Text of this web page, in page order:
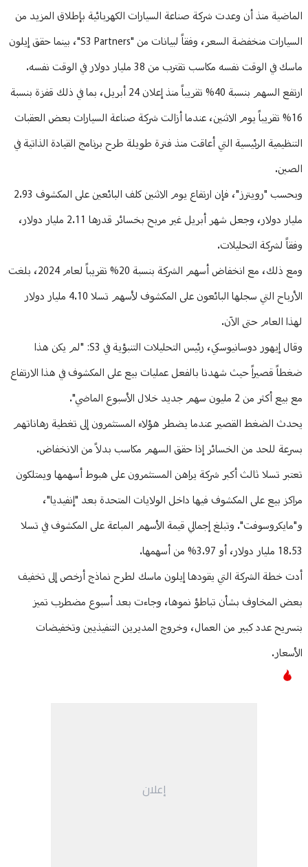
الماضية منذ أن وعدت شركة صناعة السيارات الكهربائية بإطلاق المزيد من
السيارات منخفضة السعر، وفقاً لبيانات من "S3 Partners"، بينما حقق إيلون
ماسك في الوقت نفسه مكاسب تقترب من 38 مليار دولار في الوقت نفسه.
ارتفع السهم بنسبة 40% تقريباً منذ إعلان 24 أبريل، بما في ذلك قفزة بنسبة
16% تقريباً يوم الاثنين، عندما أزالت شركة صناعة السيارات بعض العقبات
التنظيمية الرئيسية التي أعاقت منذ فترة طويلة طرح برنامج القيادة الذاتية في
الصين.
وبحسب "رويترز"، فإن ارتفاع يوم الاثنين كلف البائعين على المكشوف 2.93
مليار دولار، وجعل شهر أبريل غير مربح بخسائر قدرها 2.11 مليار دولار،
وفقاً لشركة التحليلات.
ومع ذلك، مع انخفاض أسهم الشركة بنسبة 20% تقريباً لعام 2024، بلغت
الأرباح التي سجلها البائعون على المكشوف لأسهم تسلا 4.10 مليار دولار
لهذا العام حتى الآن.
وقال إيهور دوسانيوسكي، رئيس التحليلات التنبؤية في S3: "لم يكن هذا
ضغطاً قصيراً حيث شهدنا بالفعل عمليات بيع على المكشوف في هذا الارتفاع
مع بيع أكثر من 2 مليون سهم جديد خلال الأسبوع الماضي".
يحدث الضغط القصير عندما يضطر هؤلاء المستثمرون إلى تغطية رهاناتهم
بسرعة للحد من الخسائر إذا حقق السهم مكاسب بدلاً من الانخفاض.
تعتبر تسلا ثالث أكبر شركة يراهن المستثمرون على هبوط أسهمها ويمتلكون
مراكز بيع على المكشوف فيها داخل الولايات المتحدة بعد "إنفيديا"،
و"مايكروسوفت". وتبلغ إجمالي قيمة الأسهم المباعة على المكشوف في تسلا
18.53 مليار دولار، أو 3.97% من أسهمها.
أدت خطة الشركة التي يقودها إيلون ماسك لطرح نماذج أرخص إلى تخفيف
بعض المخاوف بشأن تباطؤ نموها، وجاءت بعد أسبوع مضطرب تميز
بتسريح عدد كبير من العمال، وخروج المديرين التنفيذيين وتخفيضات
الأسعار.
إعلان